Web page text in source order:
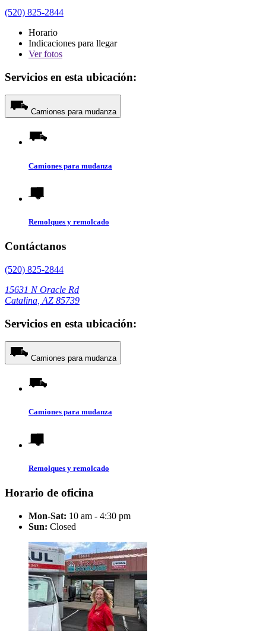
(520) 825-2844
Horario
Indicaciones para llegar
Verfotos
Servicios en esta ubicación:
Camiones para mudanza
Camiones para mudanza
Remolques y remolcado
Contáctanos
(520) 825-2844
15631 N Oracle Rd
Catalina, AZ 85739
Servicios en esta ubicación:
Camiones para mudanza
Camiones para mudanza
Remolques y remolcado
Horario de oficina
Mon-Sat: 10 am - 4:30 pm
Sun: Closed